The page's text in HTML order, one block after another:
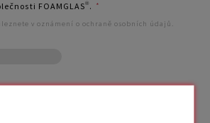
FOAMGLAS®. *
v oznámení o ochraně osobních údajů.